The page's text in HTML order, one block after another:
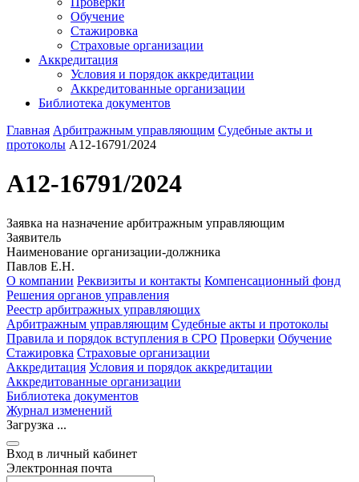
Обучение
Стажировка
Страховые организации
Аккредитация
Условия и порядок аккредитации
Аккредитованные организации
Библиотека документов
Главная Арбитражным управляющим Судебные акты и
протоколы А12-16791/2024
А12-16791/2024
Заявка на назначение арбитражным управляющим
Заявитель
Наименование организации-должника
Павлов Е.Н.
О компании Реквизиты и контакты Компенсационный фонд
Решения органов управления
Реестр арбитражных управляющих
Арбитражным управляющим Судебные акты и протоколы
Правила и порядок вступления в СРО Проверки Обучение
Стажировка Страховые организации
Аккредитация Условия и порядок аккредитации
Аккредитованные организации
Библиотека документов
Журнал изменений
Загрузка ...
Вход в личный кабинет
Электронная почта